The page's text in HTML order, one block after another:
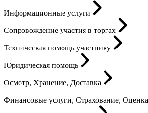
Информационные услуги
Сопровождение участия в торгах
Техническая помощь участнику
Юридическая помощь
Осмотр, Хранение, Доставка
Финансовые услуги, Страхование, Оценка